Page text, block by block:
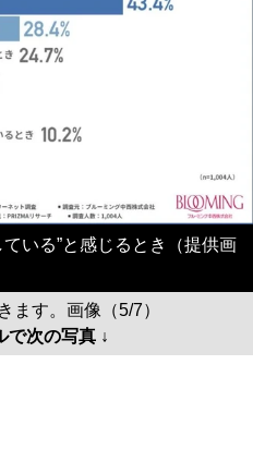
いる”と感じるとき（提供画
ます。画像（5/7）
で次の写真 ↓